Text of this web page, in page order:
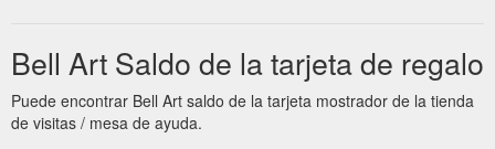
Floral Emblems Gift-Tag Wallet 9329813000207 · eucalyptus-
cards-gungurru-1. New Product. $5.95 Eucalyptus Greeting
Card - Gungurru 9329813001976.
https://www.bellart.com.au/greeting-cards
Bell Art Saldo de la tarjeta de regalo
Puede encontrar Bell Art saldo de la tarjeta mostrador de la tienda
de visitas / mesa de ayuda.